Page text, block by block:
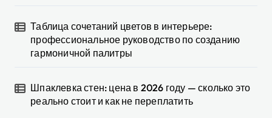
Таблица сочетаний цветов в интерьере:
профессиональное руководство по созданию
гармоничной палитры
Шпаклевка стен: цена в 2026 году — сколько это
реально стоит и как не переплатить